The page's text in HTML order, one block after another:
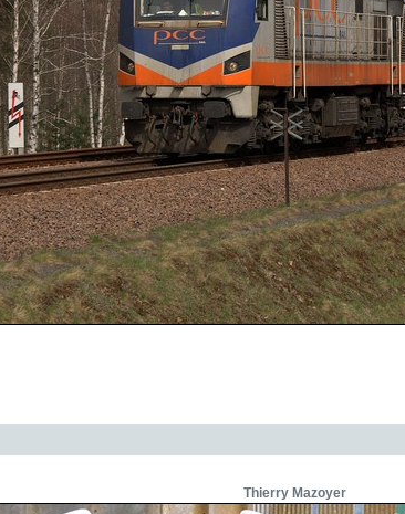
Thierry Mazoyer